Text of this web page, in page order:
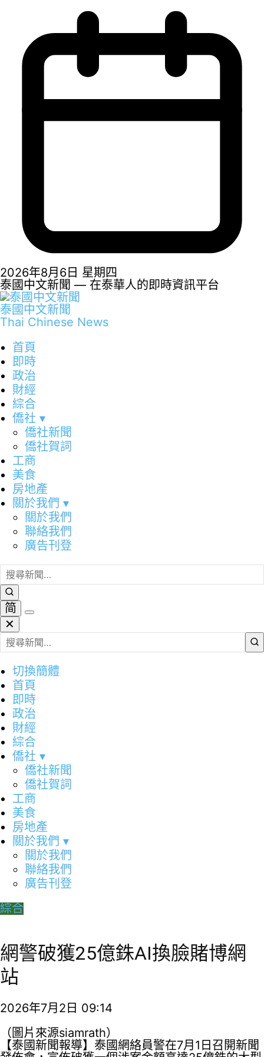
2026年8月6日 星期四
泰國中文新聞 — 在泰華人的即時資訊平台
泰國中文新聞
Thai Chinese News
首頁
即時
政治
財經
綜合
僑社 ▾
僑社新聞
僑社賀詞
工商
美食
房地產
關於我們 ▾
關於我們
聯絡我們
廣告刊登
简
✕
切換簡體
首頁
即時
政治
財經
綜合
僑社 ▾
僑社新聞
僑社賀詞
工商
美食
房地產
關於我們 ▾
關於我們
聯絡我們
廣告刊登
綜合
網警破獲25億銖AI換臉賭博網
站
2026年7月2日 09:14
（圖片來源siamrath）
【泰國新聞報導】泰國網絡員警在7月1日召開新聞